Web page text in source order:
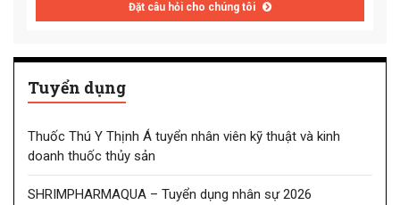
Đặt câu hỏi cho chúng tôi
Tuyển dụng
Thuốc Thú Y Thịnh Á tuyển nhân viên kỹ thuật và kinh
doanh thuốc thủy sản
SHRIMPHARMAQUA – Tuyển dụng nhân sự 2026